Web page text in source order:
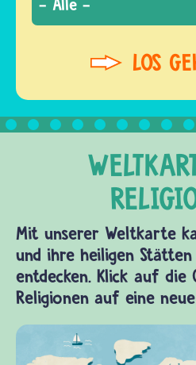
Mit unserer Weltkarte
und ihre heiligen
entdecken. Klick auf die
Religionen auf eine